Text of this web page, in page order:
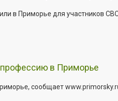
в Приморье для участников
профессию в Приморье
сообщает